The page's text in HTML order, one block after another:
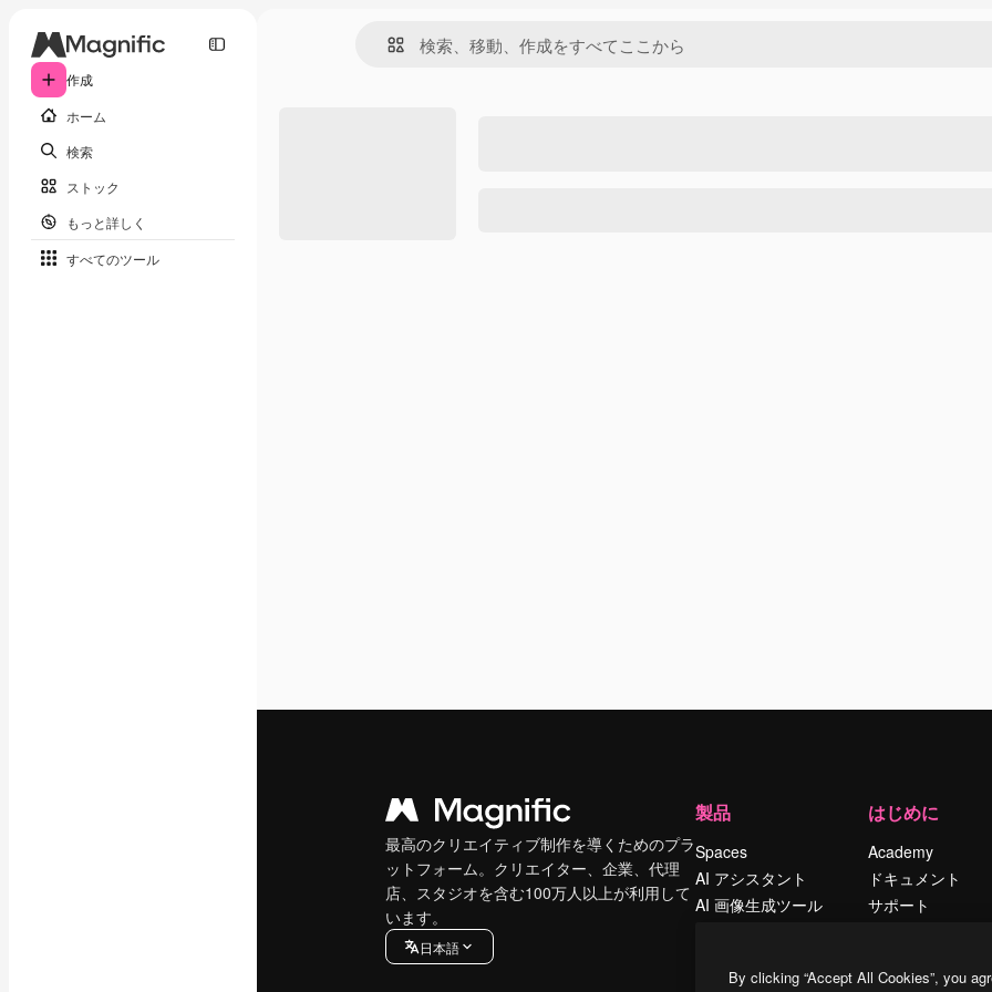
作成
ホーム
検索
ストック
もっと詳しく
すべてのツール
最高のクリエイティブ制作を導くためのプラ
ットフォーム。クリエイター、企業、代理
店、スタジオを含む100万人以上が利用して
います。
日本語
製品
Spaces
AI アシスタント
AI 画像生成ツール
ストックコンテン
はじめに
Academy
ドキュメント
サポート
シー
By clicking “Accept All Cookies”, you